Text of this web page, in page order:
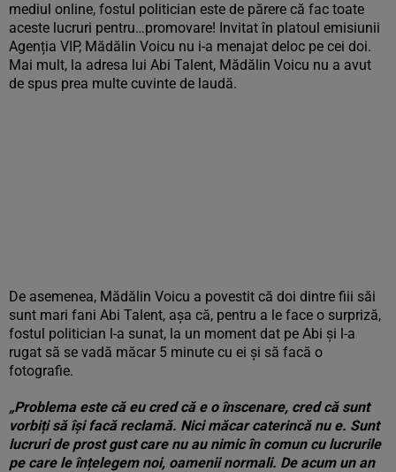
mediul online, fostul politician este de părere că fac toate
aceste lucruri pentru…promovare! Invitat în platoul emisiunii
Agenția VIP, Mădălin Voicu nu i-a menajat deloc pe cei doi.
Mai mult, la adresa lui Abi Talent, Mădălin Voicu nu a avut
de spus prea multe cuvinte de laudă.
De asemenea, Mădălin Voicu a povestit că doi dintre fiii săi
sunt mari fani Abi Talent, așa că, pentru a le face o surpriză,
fostul politician l-a sunat, la un moment dat pe Abi și l-a
rugat să se vadă măcar 5 minute cu ei și să facă o
fotografie.
„Problema este că eu cred că e o înscenare, cred că sunt
vorbiți să își facă reclamă. Nici măcar caterincă nu e. Sunt
lucruri de prost gust care nu au nimic în comun cu lucrurile
pe care le înțelegem noi, oamenii normali. De acum un an